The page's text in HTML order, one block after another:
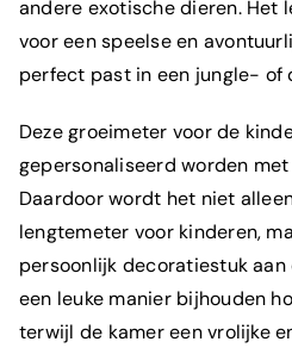
andere exotische dieren. Het
voor een speelse en
perfect past in een jungle- of
Deze groeimeter voor de
gepersonaliseerd worden
Daardoor wordt het niet
lengtemeter voor kinderen,
persoonlijk decoratiestuk aan
een leuke manier bijhouden
terwijl de kamer een vrolijke